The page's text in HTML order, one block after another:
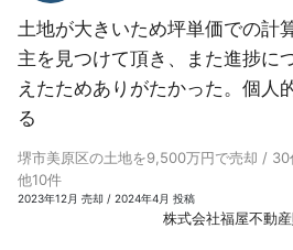
土地が大きいため坪単価での計
主を見つけて頂き、また進捗に
えたためありがたかった。個人
る
堺市美原区の土地を9,500万円で売却 /
他10件
2023年12月 売却 / 2024年4月 投稿
株式会社福屋不動